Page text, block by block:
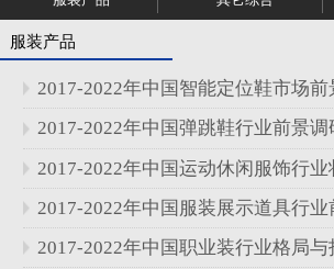
服装产品
2017-2022年中国智能定位鞋市场
略分析报告
2017-2022年中国弹跳鞋行业前景
析报告
2017-2022年中国运动休闲服饰行业
分析报告
2017-2022年中国服装展示道具行
状况分析报告
2017-2022年中国职业装行业格局